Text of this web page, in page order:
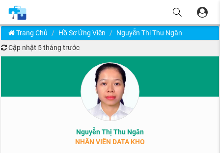
Trang Chủ Hồ Sơ Ứng Viên
Nguyễn Thị Thu Ngân
Cập nhật 5 tháng trước
Nguyễn Thị Thu Ngân
NHÂN VIÊN DATA KHO